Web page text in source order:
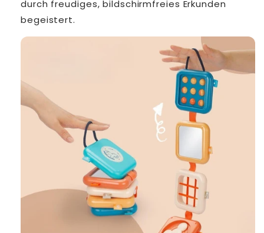
durch freudiges, bildschirmfreies Erkunden
begeistert.